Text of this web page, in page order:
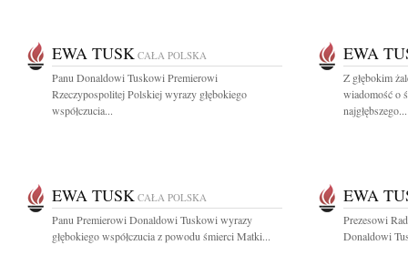
EWA TUSK CAŁA POLSKA
Panu Donaldowi Tuskowi Premierowi
Rzeczypospolitej Polskiej wyrazy głębokiego
współczucia...
EWA
Z głębokim
wiadomość o
najgłębszego...
EWA TUSK CAŁA POLSKA
Panu Premierowi Donaldowi Tuskowi wyrazy
głębokiego współczucia z powodu śmierci Matki...
EWA
Prezesowi
Donaldowi